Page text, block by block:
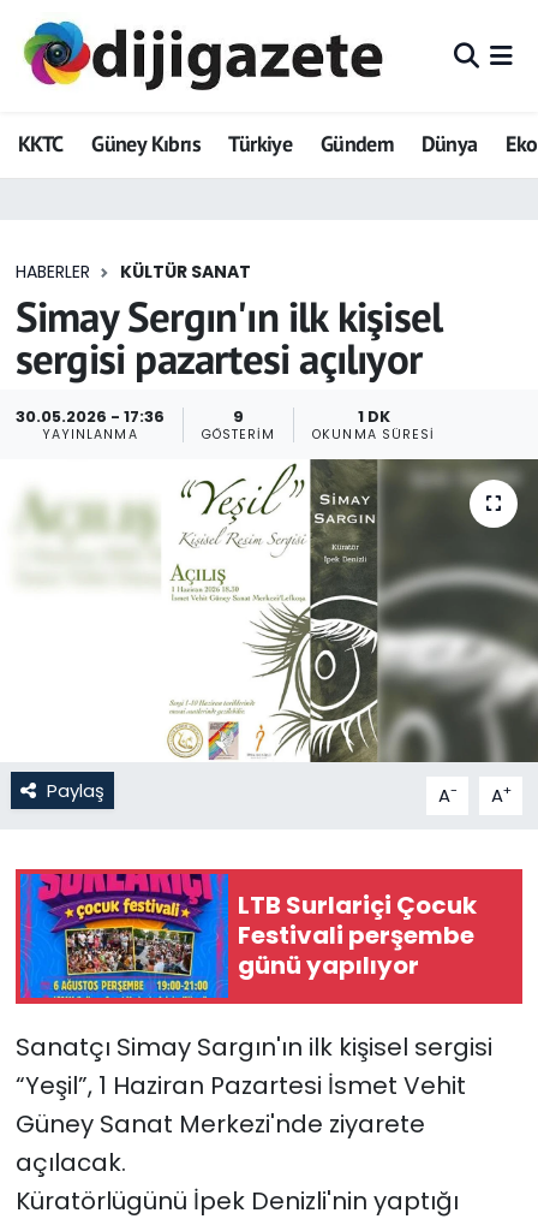
KKTC Güney Kıbrıs Türkiye Gündem Dünya
HABERLER KÜLTÜR SANAT
Simay Sergın'ın ilk kişisel
sergisi pazartesi açılıyor
30.05.2026 - 17:36
YAYINLANMA
9
GÖSTERIM
1 DK
OKUNMA SÜRESI
Paylaş A- A+
LTB Surlariçi Çocuk
Festivali perşembe
günü yapılıyor
Sanatçı Simay Sargın'ın ilk kişisel sergisi
“Yeşil”, 1 Haziran Pazartesi İsmet Vehit
Güney Sanat Merkezi'nde ziyarete
açılacak.
Küratörlügünü İpek Denizli'nin yaptığı
ADVERTORIAL
Dijigazete
Eğitim
Ekonomi
Gündem
KKTC YEREL SEÇİM 2018
Kültür Sanat
Moda
Nöbetçi Eczaneler
Otomobil Dünyası
Politika
SAĞLIK
Spor
Hava Durumu
Trafik Durumu
Tüm Manşetler
Son Dakika Haberleri